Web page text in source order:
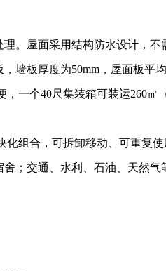
。屋面采用结构防水设计，不
墙板厚度为50mm，屋面板平均
一个40尺集装箱可装运260㎡
组合，可拆卸移动、可重复
；交通、水利、石油、天然